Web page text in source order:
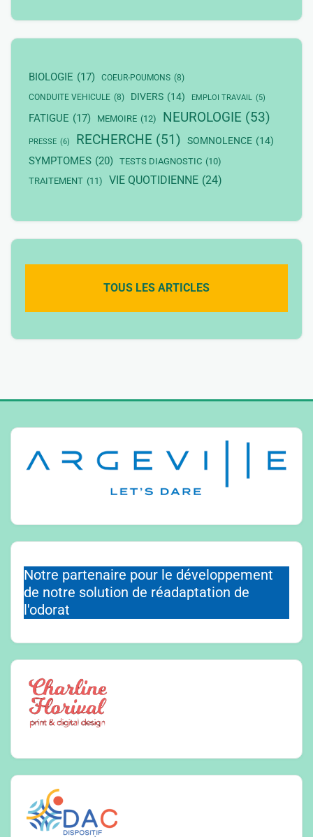
BIOLOGIE (17) COEUR-POUMONS (8)
CONDUITE VEHICULE (8) DIVERS (14) EMPLOI TRAVAIL (5)
FATIGUE (17) MEMOIRE (12) NEUROLOGIE (53)
PRESSE (6) RECHERCHE (51) SOMNOLENCE (14)
SYMPTOMES (20) TESTS DIAGNOSTIC (10)
TRAITEMENT (11) VIE QUOTIDIENNE (24)
TOUS LES ARTICLES
Notre partenaire pour le développement
de notre solution de réadaptation de
l'odorat